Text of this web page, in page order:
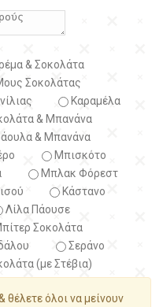
& Σοκολάτα
Σοκολάτας
Καραμέλα
& Μπανάνα
& Μπανάνα
Μπισκότο
Μπλακ Φόρεστ
Κάστανο
Λίλα Πάουσε
Σοκολάτα
Σεράνο
(με Στέβια)
θέλετε όλοι να μείνουν